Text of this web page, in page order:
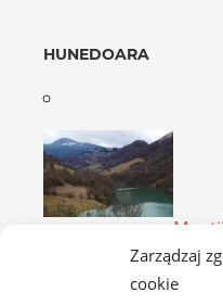
Zarządzaj
cookie
HUNEDOARA
Góry Metaliferi są
wulkanicznego,